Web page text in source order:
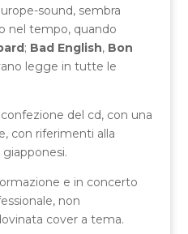
sound, sembra
nel tempo, quando
; Bad English, Bon
legge in tutte le
del cd, con una
con riferimenti alla
e in concerto
non
cover a tema.